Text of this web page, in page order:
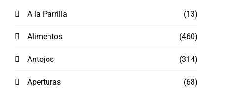
A la Parrilla (13)
Alimentos (460)
Antojos (314)
Aperturas (68)